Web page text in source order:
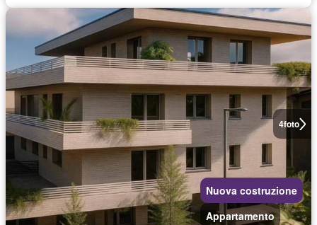
4foto
Nuova costruzione
Appartamento